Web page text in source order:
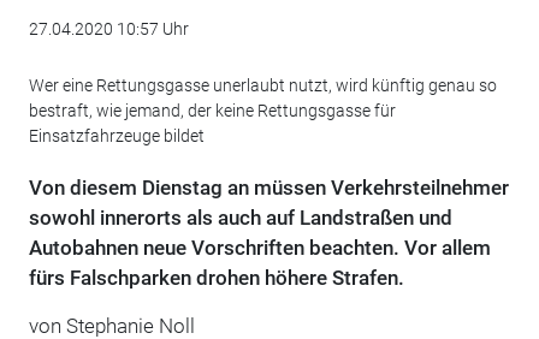
27.04.2020 10:57 Uhr
Wer eine Rettungsgasse unerlaubt nutzt, wird künftig genau so
bestraft, wie jemand, der keine Rettungsgasse für
Einsatzfahrzeuge bildet
Von diesem Dienstag an müssen Verkehrsteilnehmer
sowohl innerorts als auch auf Landstraßen und
Autobahnen neue Vorschriften beachten. Vor allem
fürs Falschparken drohen höhere Strafen.
von Stephanie Noll